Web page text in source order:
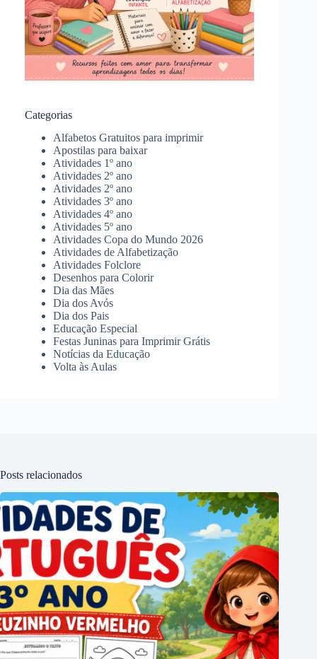
Categorias
Alfabetos Gratuitos para imprimir
Apostilas para baixar
Atividades 1º ano
Atividades 2º ano
Atividades 2º ano
Atividades 3º ano
Atividades 4º ano
Atividades 5º ano
Atividades Copa do Mundo 2026
Atividades de Alfabetização
Atividades Folclore
Desenhos para Colorir
Dia das Mães
Dia dos Avós
Dia dos Pais
Educação Especial
Festas Juninas para Imprimir Grátis
Notícias da Educação
Volta às Aulas
Posts relacionados